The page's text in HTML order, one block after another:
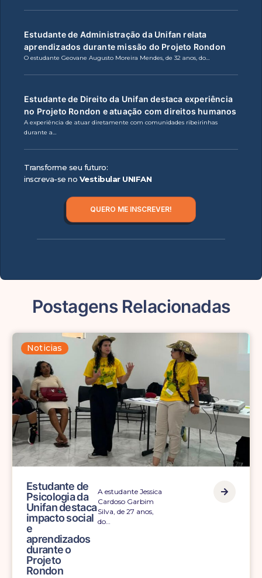
Estudante de Administração da Unifan relata
aprendizados durante missão do Projeto Rondon
O estudante Geovane Augusto Moreira Mendes, de 32 anos, do…
Estudante de Direito da Unifan destaca experiência
no Projeto Rondon e atuação com direitos humanos
A experiência de atuar diretamente com comunidades ribeirinhas
durante a…
Transforme seu futuro:
inscreva-se no Vestibular UNIFAN
QUERO ME INSCREVER!
Postagens Relacionadas
Noticias
Professora da
Unifan
participa do
XII Congresso
da
Associação
Brasileira de
Rorschach e
Métodos
A professora,
psicóloga e
supervisora do Núcleo
de Apoio Terapêutico…